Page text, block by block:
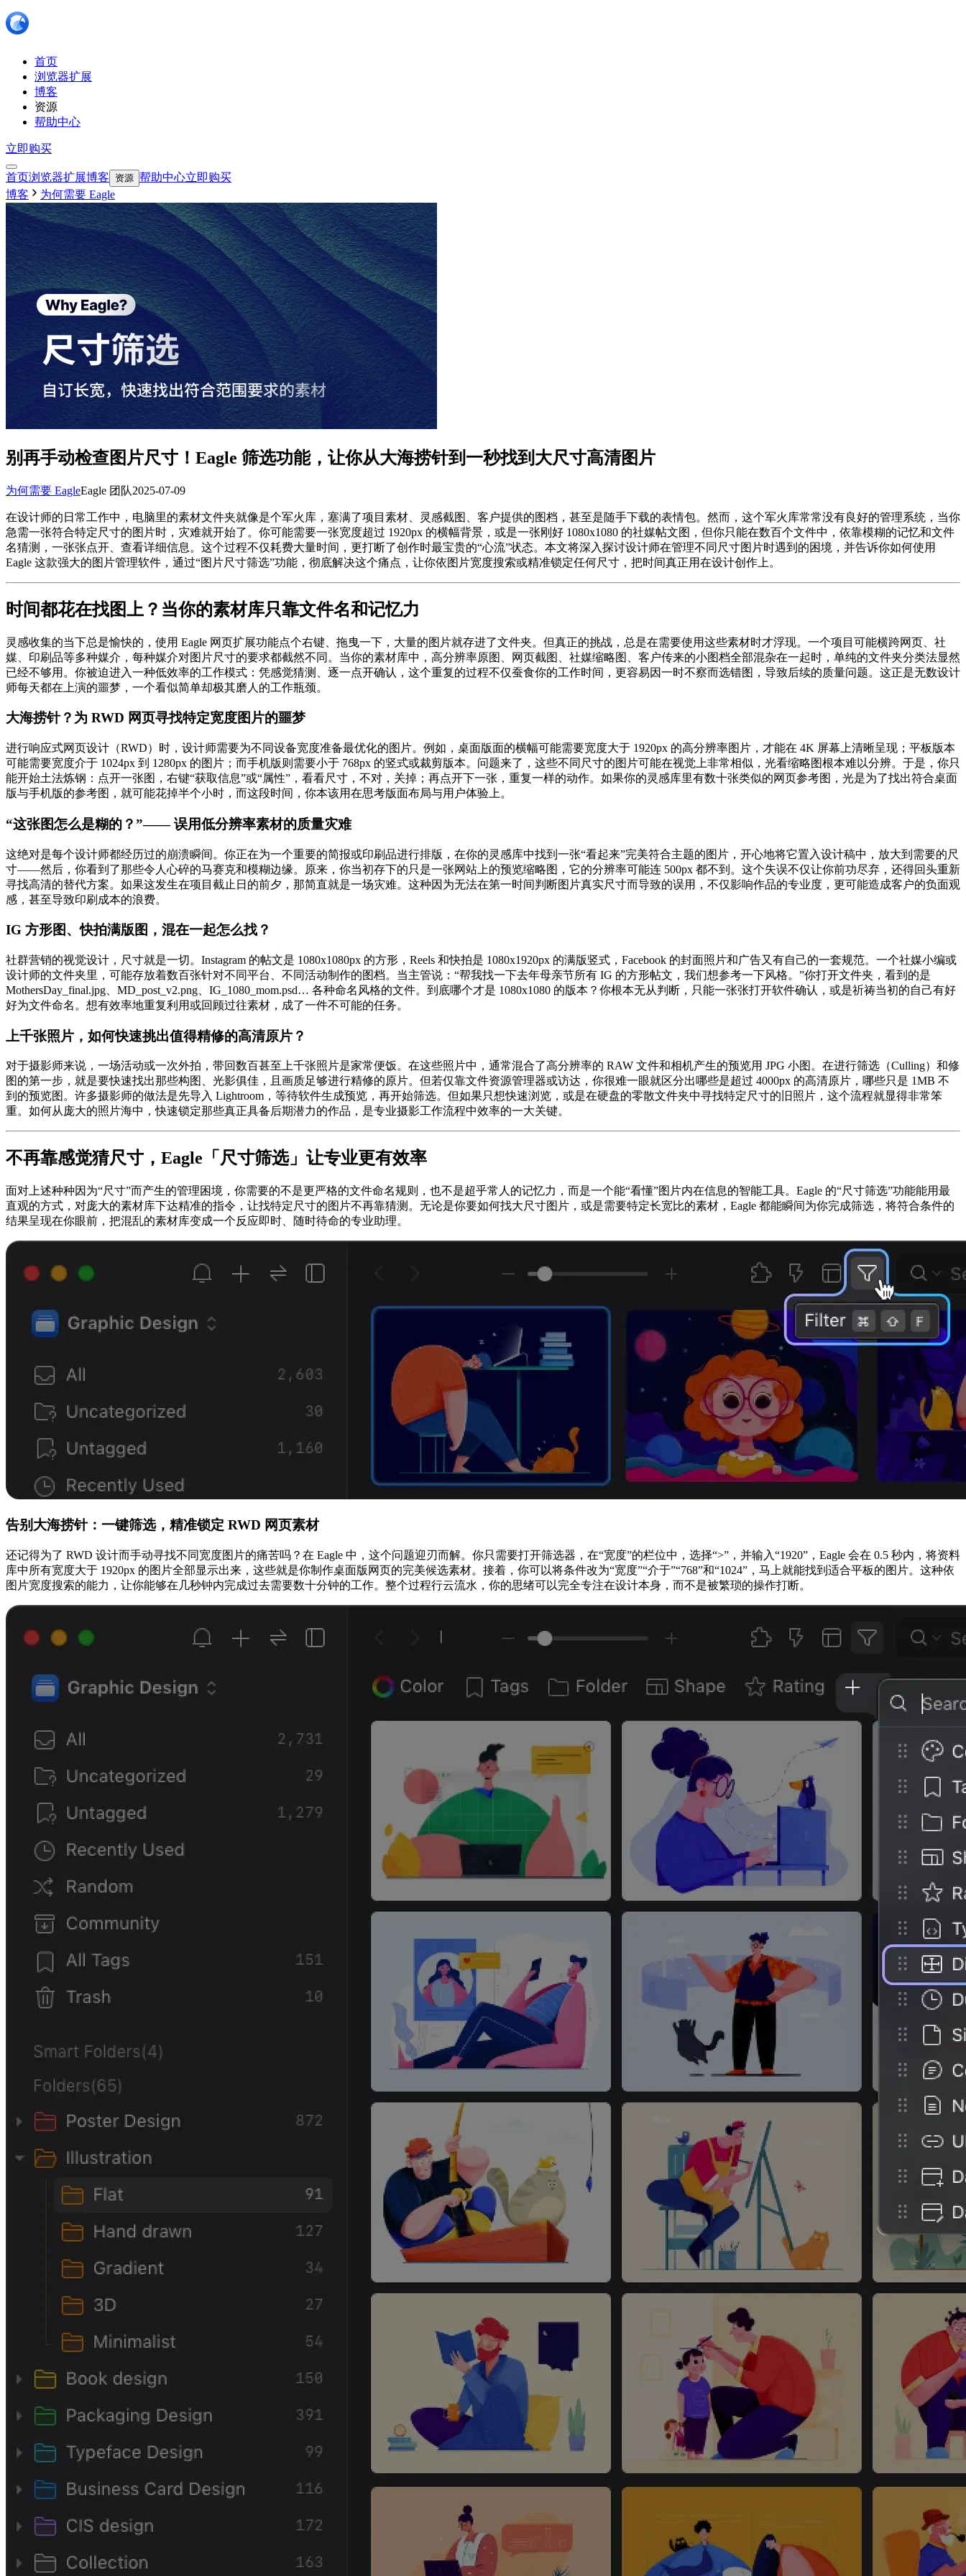
首页
浏览器扩展
博客
资源
帮助中心
立即购买
首页浏览器扩展博客 资源 帮助中心立即购买
博客
为何需要 Eagle
别再手动检查图片尺寸！Eagle 筛选功能，让你从大海捞针到一秒找到大尺寸高清图片
为何需要 EagleEagle 团队2025-07-09
在设计师的日常工作中，电脑里的素材文件夹就像是个军火库，塞满了项目素材、灵感截图、客户提供的图档，甚至是随手下载的表情包。然而，这个军火库常常没有良好的管理系统，当你
急需一张符合特定尺寸的图片时，灾难就开始了。你可能需要一张宽度超过 1920px 的横幅背景，或是一张刚好 1080x1080 的社媒帖文图，但你只能在数百个文件中，依靠模糊的记忆和文件
名猜测，一张张点开、查看详细信息。这个过程不仅耗费大量时间，更打断了创作时最宝贵的“心流”状态。本文将深入探讨设计师在管理不同尺寸图片时遇到的困境，并告诉你如何使用
Eagle 这款强大的图片管理软件，通过“图片尺寸筛选”功能，彻底解决这个痛点，让你依图片宽度搜索或精准锁定任何尺寸，把时间真正用在设计创作上。
时间都花在找图上？当你的素材库只靠文件名和记忆力
灵感收集的当下总是愉快的，使用 Eagle 网页扩展功能点个右键、拖曳一下，大量的图片就存进了文件夹。但真正的挑战，总是在需要使用这些素材时才浮现。一个项目可能横跨网页、社
媒、印刷品等多种媒介，每种媒介对图片尺寸的要求都截然不同。当你的素材库中，高分辨率原图、网页截图、社媒缩略图、客户传来的小图档全部混杂在一起时，单纯的文件夹分类法显然
已经不够用。你被迫进入一种低效率的工作模式：凭感觉猜测、逐一点开确认，这个重复的过程不仅蚕食你的工作时间，更容易因一时不察而选错图，导致后续的质量问题。这正是无数设计
师每天都在上演的噩梦，一个看似简单却极其磨人的工作瓶颈。
大海捞针？为 RWD 网页寻找特定宽度图片的噩梦
进行响应式网页设计（RWD）时，设计师需要为不同设备宽度准备最优化的图片。例如，桌面版面的横幅可能需要宽度大于 1920px 的高分辨率图片，才能在 4K 屏幕上清晰呈现；平板版本
可能需要宽度介于 1024px 到 1280px 的图片；而手机版则需要小于 768px 的竖式或裁剪版本。问题来了，这些不同尺寸的图片可能在视觉上非常相似，光看缩略图根本难以分辨。于是，你只
能开始土法炼钢：点开一张图，右键“获取信息”或“属性”，看看尺寸，不对，关掉；再点开下一张，重复一样的动作。如果你的灵感库里有数十张类似的网页参考图，光是为了找出符合桌面
版与手机版的参考图，就可能花掉半个小时，而这段时间，你本该用在思考版面布局与用户体验上。
“这张图怎么是糊的？”—— 误用低分辨率素材的质量灾难
这绝对是每个设计师都经历过的崩溃瞬间。你正在为一个重要的简报或印刷品进行排版，在你的灵感库中找到一张“看起来”完美符合主题的图片，开心地将它置入设计稿中，放大到需要的尺
寸——然后，你看到了那些令人心碎的马赛克和模糊边缘。原来，你当初存下的只是一张网站上的预览缩略图，它的分辨率可能连 500px 都不到。这个失误不仅让你前功尽弃，还得回头重新
寻找高清的替代方案。如果这发生在项目截止日的前夕，那简直就是一场灾难。这种因为无法在第一时间判断图片真实尺寸而导致的误用，不仅影响作品的专业度，更可能造成客户的负面观
感，甚至导致印刷成本的浪费。
IG 方形图、快拍满版图，混在一起怎么找？
社群营销的视觉设计，尺寸就是一切。Instagram 的帖文是 1080x1080px 的方形，Reels 和快拍是 1080x1920px 的满版竖式，Facebook 的封面照片和广告又有自己的一套规范。一个社媒小编或
设计师的文件夹里，可能存放着数百张针对不同平台、不同活动制作的图档。当主管说：“帮我找一下去年母亲节所有 IG 的方形帖文，我们想参考一下风格。”你打开文件夹，看到的是
MothersDay_final.jpg、MD_post_v2.png、IG_1080_mom.psd… 各种命名风格的文件。到底哪个才是 1080x1080 的版本？你根本无从判断，只能一张张打开软件确认，或是祈祷当初的自己有好
好为文件命名。想有效率地重复利用或回顾过往素材，成了一件不可能的任务。
上千张照片，如何快速挑出值得精修的高清原片？
对于摄影师来说，一场活动或一次外拍，带回数百甚至上千张照片是家常便饭。在这些照片中，通常混合了高分辨率的 RAW 文件和相机产生的预览用 JPG 小图。在进行筛选（Culling）和修
图的第一步，就是要快速找出那些构图、光影俱佳，且画质足够进行精修的原片。但若仅靠文件资源管理器或访达，你很难一眼就区分出哪些是超过 4000px 的高清原片，哪些只是 1MB 不
到的预览图。许多摄影师的做法是先导入 Lightroom，等待软件生成预览，再开始筛选。但如果只想快速浏览，或是在硬盘的零散文件夹中寻找特定尺寸的旧照片，这个流程就显得非常笨
重。如何从庞大的照片海中，快速锁定那些真正具备后期潜力的作品，是专业摄影工作流程中效率的一大关键。
不再靠感觉猜尺寸，Eagle「尺寸筛选」让专业更有效率
面对上述种种因为“尺寸”而产生的管理困境，你需要的不是更严格的文件命名规则，也不是超乎常人的记忆力，而是一个能“看懂”图片内在信息的智能工具。Eagle 的“尺寸筛选”功能能用最
直观的方式，对庞大的素材库下达精准的指令，让找特定尺寸的图片不再靠猜测。无论是你要如何找大尺寸图片，或是需要特定长宽比的素材，Eagle 都能瞬间为你完成筛选，将符合条件的
结果呈现在你眼前，把混乱的素材库变成一个反应即时、随时待命的专业助理。
告别大海捞针：一键筛选，精准锁定 RWD 网页素材
还记得为了 RWD 设计而手动寻找不同宽度图片的痛苦吗？在 Eagle 中，这个问题迎刃而解。你只需要打开筛选器，在“宽度”的栏位中，选择“>”，并输入“1920”，Eagle 会在 0.5 秒内，将资料
库中所有宽度大于 1920px 的图片全部显示出来，这些就是你制作桌面版网页的完美候选素材。接着，你可以将条件改为“宽度”“介于”“768”和“1024”，马上就能找到适合平板的图片。这种依
图片宽度搜索的能力，让你能够在几秒钟内完成过去需要数十分钟的工作。整个过程行云流水，你的思绪可以完全专注在设计本身，而不是被繁琐的操作打断。